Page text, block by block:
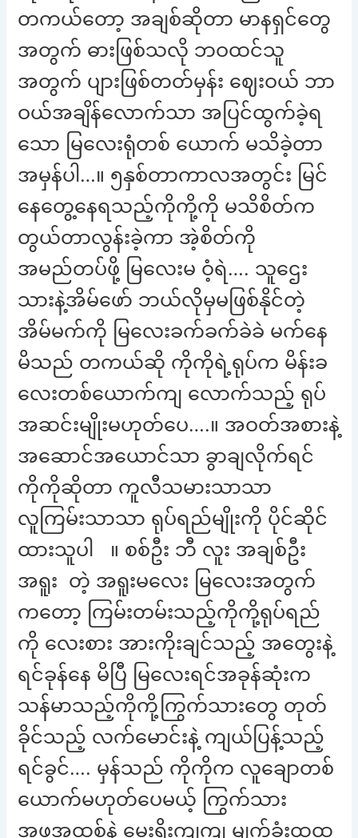
တကယ်တော့ အချစ်ဆိုတာ မာနရှင်တွေ
အတွက် ဓားဖြစ်သလို ဘဝထင်သူ
အတွက် ပျားဖြစ်တတ်မှန်း ဈေးဝယ် ဘာ
ဝယ်အချိန်လောက်သာ အပြင်ထွက်ခဲ့ရ
သော မြလေးရုံတစ် ယောက် မသိခဲ့တာ
အမှန်ပါ…။ ၅နှစ်တာကာလအတွင်း မြင်
နေတွေ့နေရသည့်ကိုကို့ကို မသိစိတ်က
တွယ်တာလွန်းခဲ့ကာ အဲ့စိတ်ကို
အမည်တပ်ဖို့ မြလေးမ ဝံ့ရဲ…. သူဌေး
သားနဲ့အိမ်ဖော် ဘယ်လိုမှမဖြစ်နိုင်တဲ့
အိမ်မက်ကို မြလေးခက်ခက်ခဲခဲ မက်နေ
မိသည် တကယ်ဆို ကိုကိုရဲ့ရုပ်က မိန်းခ
လေးတစ်ယောက်ကျ လောက်သည့် ရုပ်
အဆင်းမျိုးမဟုတ်ပေ….။ အဝတ်အစားနဲ့
အဆောင်အယောင်သာ ခွာချလိုက်ရင်
ကိုကိုဆိုတာ ကူလီသမားသာသာ
လူကြမ်းသာသာ ရုပ်ရည်မျိုးကို ပိုင်ဆိုင်
ထားသူပါ ။ စစ်ဦး ဘီ လူး အချစ်ဦး
အရူး တဲ့ အရူးမလေး မြလေးအတွက်
ကတော့ ကြမ်းတမ်းသည့်ကိုကို့ရုပ်ရည်
ကို လေးစား အားကိုးချင်သည့် အတွေးနဲ့
ရင်ခုန်နေ မိပြီ မြလေးရင်အခုန်ဆုံးက
သန်မာသည့်ကိုကို့ကြွက်သားတွေ တုတ်
ခိုင်သည့် လက်မောင်းနဲ့ ကျယ်ပြန့်သည့်
ရင်ခွင်…. မှန်သည် ကိုကိုက လူချောတစ်
ယောက်မဟုတ်ပေမယ့် ကြွက်သား
အဖုအထစ်နဲ့ မေးရိုးကျကျ မျက်ခုံးထူထူ